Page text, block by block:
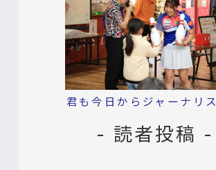
君も今日からジャーナリス
- 読者投稿 -